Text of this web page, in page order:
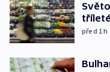
před 1h